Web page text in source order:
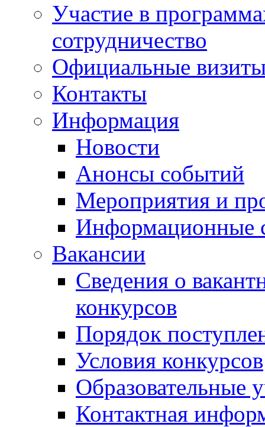
Участие в
сотрудничество
Официальные
Контакты
Информация
Новости
Анонсы событий
Мероприятия и
Информационные
Вакансии
Сведения о
конкурсов
Порядок
Условия конкурсов
Образовательные
Контактная